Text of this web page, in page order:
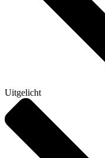
Uitgelicht